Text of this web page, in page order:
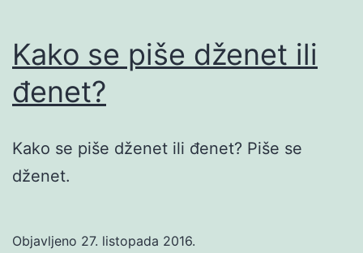
Kako se piše dženet ili
đenet?
Kako se piše dženet ili đenet? Piše se
dženet.
Objavljeno 27. listopada 2016.